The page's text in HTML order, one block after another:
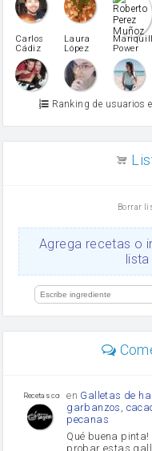
pimiento rojo
Pimentón
pimiento verde
miel
vino blanco
Azúcar glass
Azúcar moreno
Zumo de limón
arroz
Ajos
salsa de soja
limón
Carlos
Cádiz
Laura
López
Martínez
Power
Ranking de usuarios
Borrar
Agrega recetas o
Recetas con sazon
en Galletas de
garbanzos,
pecanas
Qué buena pinta!
probar estas